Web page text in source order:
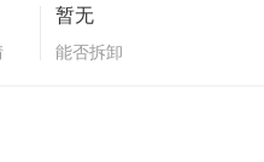
暂无
能否拆卸